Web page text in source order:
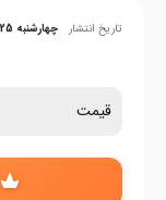
تاریخ انتشار چهارشنبه 25 تیر 1404
قیمت